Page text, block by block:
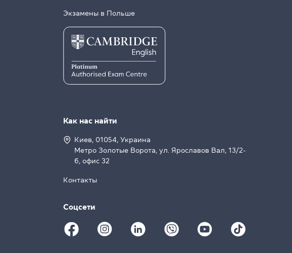
Экзамены в Польше
Как нас найти
Киев, 01054, Украина
Метро Золотые Ворота, ул. Ярославов Вал, 13/2-
б, офис 32
Контакты
Соцсети